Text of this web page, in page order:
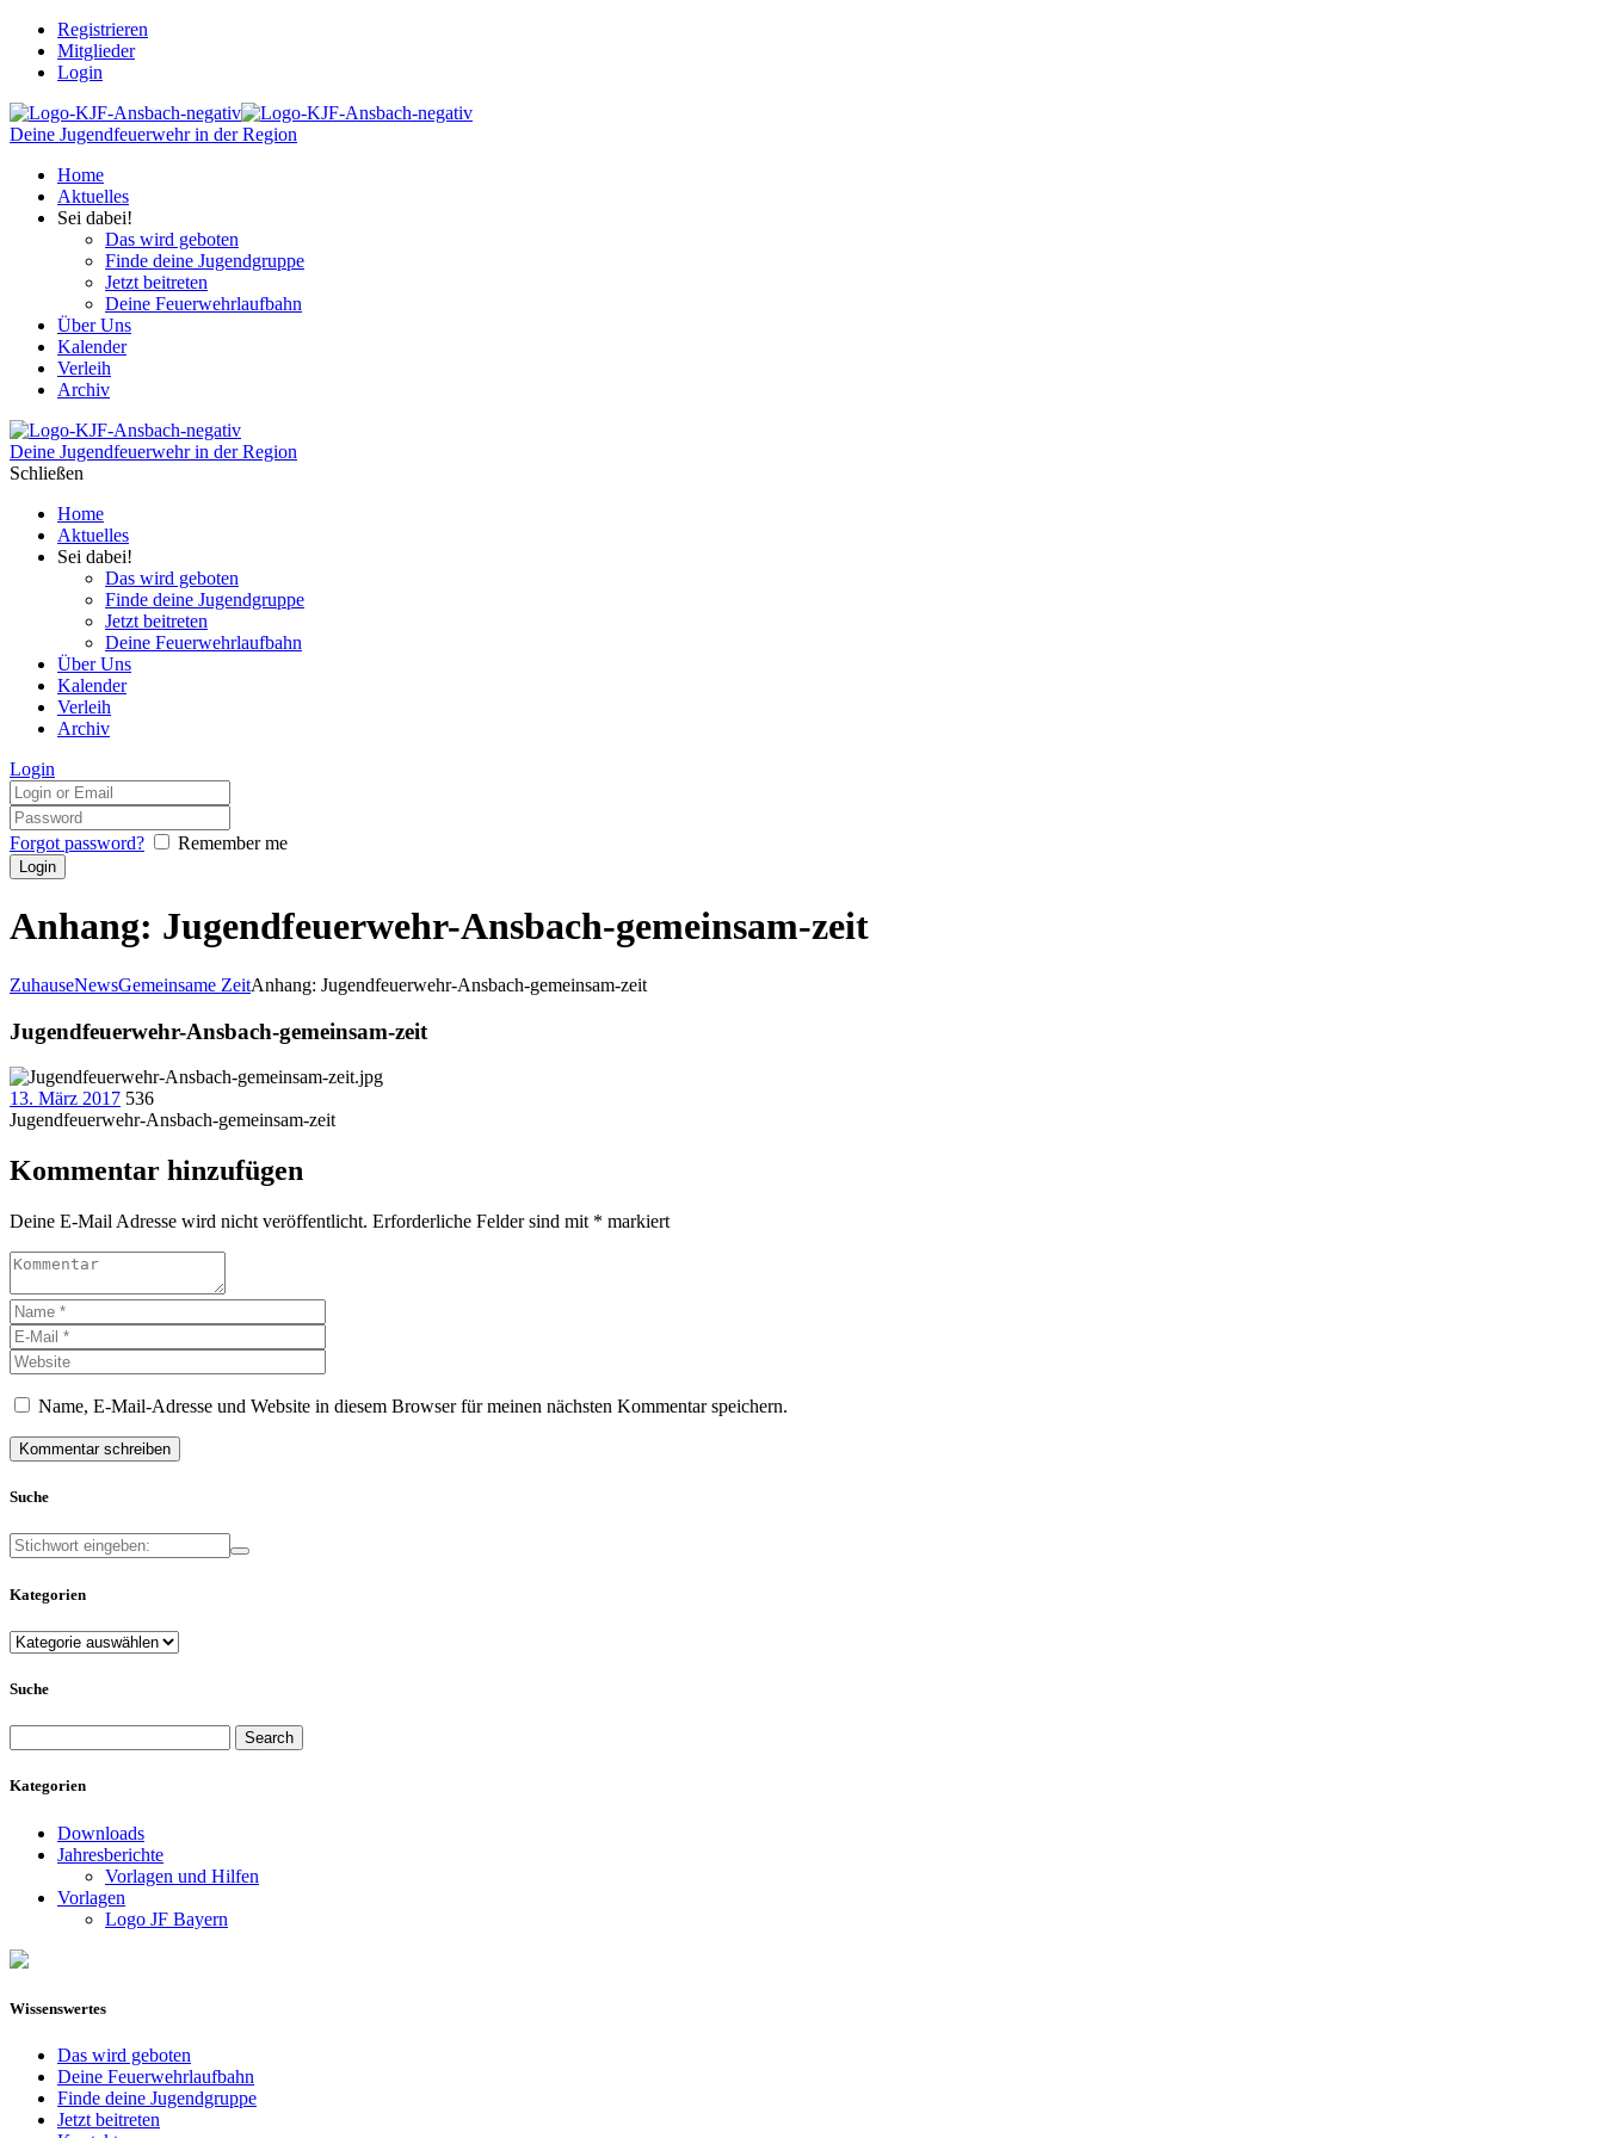
Registrieren
Mitglieder
Login
Deine Jugendfeuerwehr in der Region
Home
Aktuelles
Sei dabei!
Das wird geboten
Finde deine Jugendgruppe
Jetzt beitreten
Deine Feuerwehrlaufbahn
Über Uns
Kalender
Verleih
Archiv
Deine Jugendfeuerwehr in der Region
Schließen
Home
Aktuelles
Sei dabei!
Das wird geboten
Finde deine Jugendgruppe
Jetzt beitreten
Deine Feuerwehrlaufbahn
Über Uns
Kalender
Verleih
Archiv
Login
Forgot password? Remember me
Anhang: Jugendfeuerwehr-Ansbach-gemeinsam-zeit
ZuhauseNewsGemeinsame ZeitAnhang: Jugendfeuerwehr-Ansbach-gemeinsam-zeit
Jugendfeuerwehr-Ansbach-gemeinsam-zeit
13. März 2017 536
Jugendfeuerwehr-Ansbach-gemeinsam-zeit
Kommentar hinzufügen
Deine E-Mail Adresse wird nicht veröffentlicht. Erforderliche Felder sind mit * markiert
Name, E-Mail-Adresse und Website in diesem Browser für meinen nächsten Kommentar speichern.
Suche
Kategorien
Kategorien
Suche
for:
Kategorien
Downloads
Jahresberichte
Vorlagen und Hilfen
Vorlagen
Logo JF Bayern
Wissenswertes
Das wird geboten
Deine Feuerwehrlaufbahn
Finde deine Jugendgruppe
Jetzt beitreten